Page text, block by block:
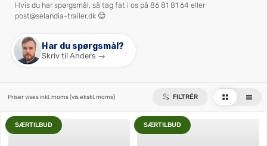
Hvis du har spørgsmål, så tag fat i os på 86 81 81 64 eller
post@selandia-trailer.dk 😊
Har du spørgsmål?
Skriv til Anders →
FILTRÉR
Priser vises inkl. moms(vis ekskl. moms)
SÆRTILBUD SÆRTILBUD